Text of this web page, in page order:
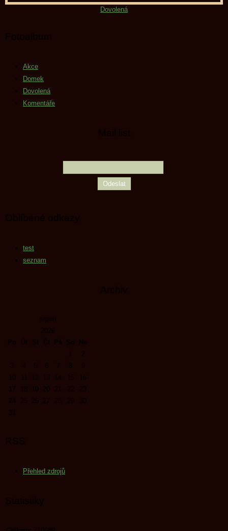
Dovolená
Fotoalbum
Akce
Domek
Dovolená
Komentáře
Mail list
Oblíbené odkazy
test
seznam
Archiv
srpen
2026
Po
Út St Čt Pá So
Ne
2
3
5 7 8
12 13 15
17
18 20 21 22
23
24
25 26 27 28 29
30
31
RSS
Přehled zdrojů
Statistiky